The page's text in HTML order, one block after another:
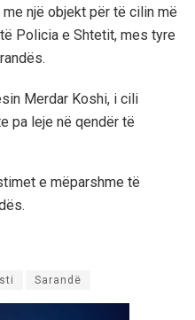
me një objekt për të cilin më
Policia e Shtetit, mes tyre
Merdar Koshi, i cili
pa leje në qendër të
e mëparshme të
Sarandë